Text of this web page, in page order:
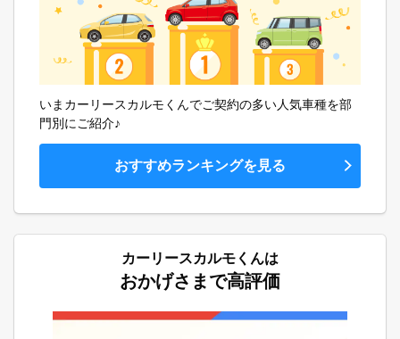
いまカーリースカルモくんでご契約の多い人気車種を部
門別にご紹介♪
おすすめランキングを見る
カーリースカルモくんは
おかげさまで高評価